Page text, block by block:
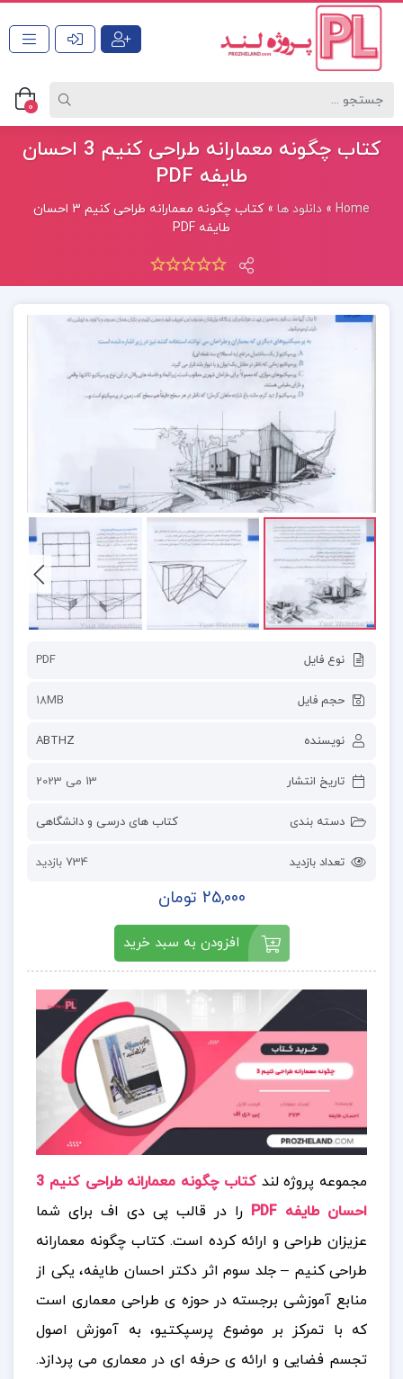
0
کتاب چگونه معمارانه طراحی کنیم 3 احسان
طایفه PDF
Home
» دانلود ها »
کتاب چگونه معمارانه طراحی کنیم 3 احسان
طایفه PDF
نوع فایل PDF
حجم فایل 18MB
نویسنده ABTHZ
تاریخ انتشار 13 می 2023
دسته بندی کتاب های درسی و دانشگاهی
تعداد بازدید 734 بازدید
25,000 تومان
افزودن به سبد خرید
مجموعه پروژه لند
کتاب چگونه معمارانه طراحی کنیم 3
احسان طایفه PDF
را در قالب پی دی اف برای شما
عزیزان طراحی و ارائه کرده است. کتاب چگونه معمارانه
طراحی کنیم – جلد سوم اثر دکتر احسان طایفه، یکی از
منابع آموزشی برجسته در حوزه ی طراحی معماری است
که با تمرکز بر موضوع پرسپکتیو، به آموزش اصول
تجسم فضایی و ارائه ی حرفه ای در معماری می پردازد.